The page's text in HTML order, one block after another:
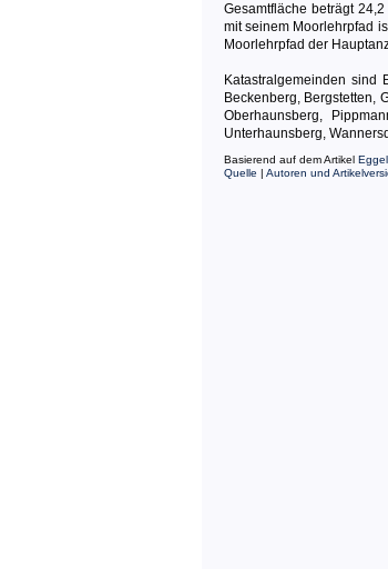
Gesamtfläche beträgt
mit seinem Moorlehrpfad
Moorlehrpfad der
Katastralgemeinden sind
Beckenberg, Bergstetten,
Oberhaunsberg,
Unterhaunsberg,
Basierend auf dem Artikel
Quelle | Autoren und